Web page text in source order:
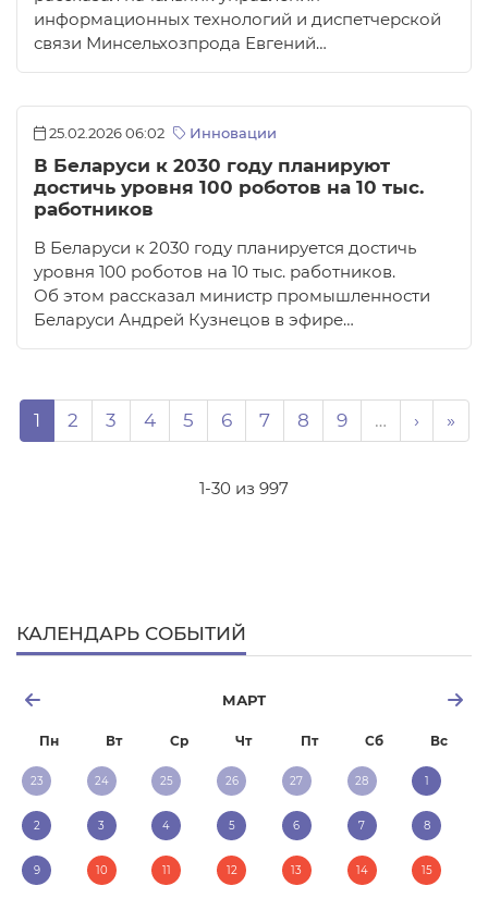
информационных технологий и диспетчерской
связи Минсельхозпрода Евгений…
25.02.2026 06:02 Инновации
В Беларуси к 2030 году планируют
достичь уровня 100 роботов на 10 тыс.
работников
В Беларуси к 2030 году планируется достичь
уровня 100 роботов на 10 тыс. работников.
Об этом рассказал министр промышленности
Беларуси Андрей Кузнецов в эфире…
Page
1 Page
2 Page
3 Page
4 Page
5 Page
6 Page
7 Page
8 Page
9 … › »
1-30 из 997
КАЛЕНДАРЬ СОБЫТИЙ
МАРТ
Пн Вт Ср Чт Пт Сб Вс
23 24 25 26 27 28 1
2 3 4 5 6 7 8
9 10 11 12 13 14 15